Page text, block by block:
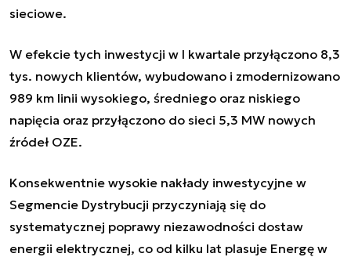
sieciowe.
W efekcie tych inwestycji w I kwartale przyłączono 8,3
tys. nowych klientów, wybudowano i zmodernizowano
989 km linii wysokiego, średniego oraz niskiego
napięcia oraz przyłączono do sieci 5,3 MW nowych
źródeł OZE.
Konsekwentnie wysokie nakłady inwestycyjne w
Segmencie Dystrybucji przyczyniają się do
systematycznej poprawy niezawodności dostaw
energii elektrycznej, co od kilku lat plasuje Energę w